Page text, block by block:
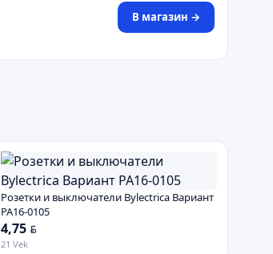
В магазин →
Розетки и выключатели Bylectrica Вариант
РА16-0105
4,75 BYN
21 Vek